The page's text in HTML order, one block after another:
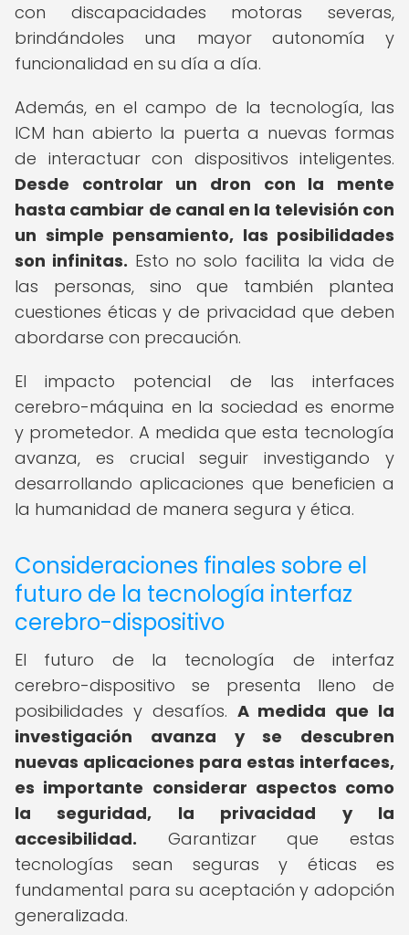
con discapacidades motoras severas,
brindándoles una mayor autonomía y
funcionalidad en su día a día.
Además, en el campo de la tecnología, las
ICM han abierto la puerta a nuevas formas
de interactuar con dispositivos inteligentes.
Desde controlar un dron con la mente
hasta cambiar de canal en la televisión con
un simple pensamiento, las posibilidades
son infinitas. Esto no solo facilita la vida de
las personas, sino que también plantea
cuestiones éticas y de privacidad que deben
abordarse con precaución.
El impacto potencial de las interfaces
cerebro-máquina en la sociedad es enorme
y prometedor. A medida que esta tecnología
avanza, es crucial seguir investigando y
desarrollando aplicaciones que beneficien a
la humanidad de manera segura y ética.
Consideraciones finales sobre el
futuro de la tecnología interfaz
cerebro-dispositivo
El futuro de la tecnología de interfaz
cerebro-dispositivo se presenta lleno de
posibilidades y desafíos. A medida que la
investigación avanza y se descubren
nuevas aplicaciones para estas interfaces,
es importante considerar aspectos como
la seguridad, la privacidad y la
accesibilidad. Garantizar que estas
tecnologías sean seguras y éticas es
fundamental para su aceptación y adopción
generalizada.